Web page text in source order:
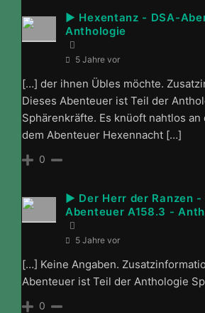
► Hexentanz - DSA-
Anthologie
5 Jahre vor
[…] der ihnen Übles möchte.
Dieses Abenteuer ist Teil der
Sphärenkräfte. Es knüoft nahtlos an
dem Abenteuer Hexennacht […]
0
► Der Herr der Ranzen -
Abenteuer A158.3 -
5 Jahre vor
[…] Keine Angaben.
Abenteuer ist Teil der Anthologie
0